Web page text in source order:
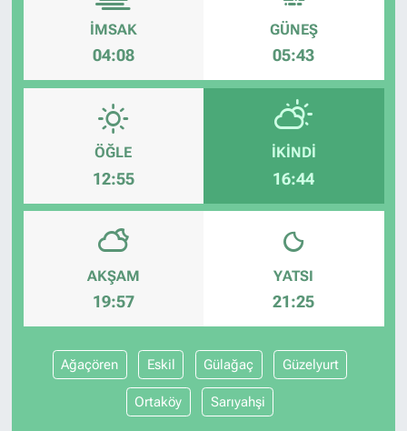
İMSAK
04:08
GÜNEŞ
05:43
ÖĞLE
12:55
İKINDI
16:44
AKŞAM
19:57
YATSI
21:25
Ağaçören Eskil Gülağaç Güzelyurt
Ortaköy Sarıyahşi